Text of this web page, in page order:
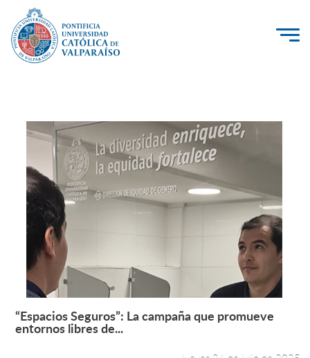
PUCV Internacional
Vinculación con el Medio
Admisión
Pregrado
Postgrado
Formación Continua
Leer más +
“Espacios Seguros”: La campaña que promueve
entornos libres de...